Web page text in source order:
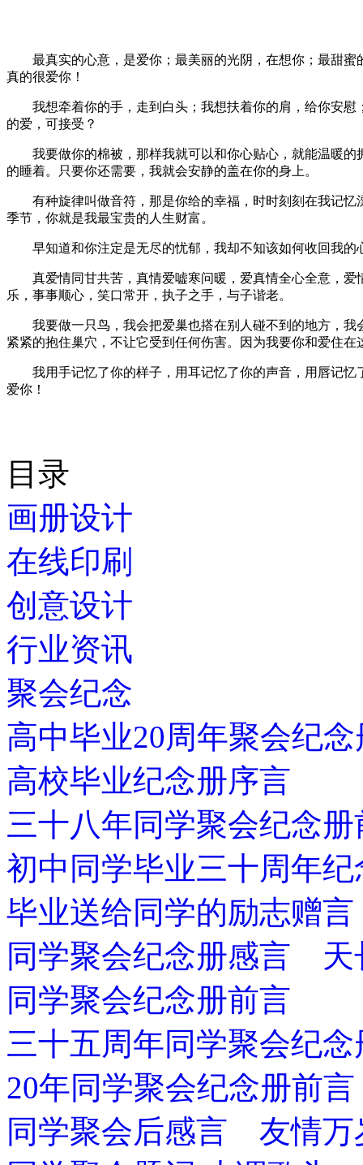
最真实的心意，是爱你；最美丽的光阴，在想你；最甜蜜
真的很爱你！
我想牵着你的手，走到白头；我想扶着你的肩，给你安慰
的爱，可接受？
我要做你的棉被，那样我就可以和你心贴心，就能温暖的
的睡着。只要你还需要，我就会安静的盖在你的身上。
有种旋律叫做音符，那是你给的幸福，时时刻刻在我记忆
季节，你就是我最宝贵的人生财富。
早知道和你注定是无尽的忧郁，我却不知该如何收回我的
真爱情同甘共苦，真情爱嘘寒问暖，爱真情全心全意，爱
乐，事事顺心，笑口常开，执子之手，与子谐老。
我要做一只鸟，我会把爱巢也搭在别人碰不到的地方，我
紧紧的抱住巢穴，不让它受到任何伤害。因为我要你和爱住在
我用手记忆了你的样子，用耳记忆了你的声音，用唇记忆
爱你！
目录
画册设计
在线印刷
创意设计
行业资讯
聚会纪念
高中毕业20周年聚会纪
高校毕业纪念册序言
三十八年同学聚会纪念
初中同学毕业三十周年
毕业送给同学的励志赠言
同学聚会纪念册感言 天
同学聚会纪念册前言
三十五周年同学聚会纪
20年同学聚会纪念册前
同学聚会后感言 友情万